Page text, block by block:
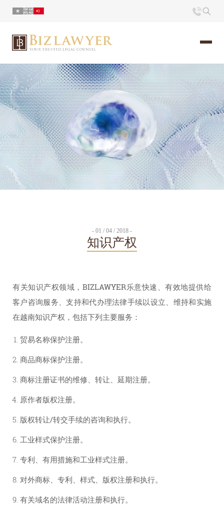
页面
简介
小册
- 01 / 04 / 2018 -
知识产权
有关知识产权领域，BIZLAWYER乐意快速、有效地提供给
客户咨询服务、支持和代办理法律手续以设立、维持和实施
在越南知识产权，包括下列主要服务：
贸易名称保护注册。
商品商标保护注册。
商标注册证书的维修、转让、延期注册。
原作者版权注册。
版权转让/转交手续的咨询和执行。
工业样式保护注册。
专利、有用措施和工业样式注册。
对外商标、专利、样式、版权注册和执行。
有关域名的法律活动注册和执行。